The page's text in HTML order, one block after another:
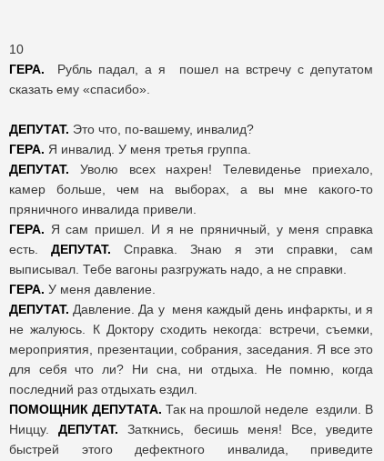
10
ГЕРА. Рубль падал, а я пошел на встречу с депутатом
сказать ему «спасибо».
ДЕПУТАТ. Это что, по-вашему, инвалид?
ГЕРА. Я инвалид. У меня третья группа.
ДЕПУТАТ. Уволю всех нахрен! Телевиденье приехало,
камер больше, чем на выборах, а вы мне какого-то
пряничного инвалида привели.
ГЕРА. Я сам пришел. И я не пряничный, у меня справка
есть. ДЕПУТАТ. Справка. Знаю я эти справки, сам
выписывал. Тебе вагоны разгружать надо, а не справки.
ГЕРА. У меня давление.
ДЕПУТАТ. Давление. Да у меня каждый день инфаркты, и я
не жалуюсь. К Доктору сходить некогда: встречи, съемки,
мероприятия, презентации, собрания, заседания. Я все это
для себя что ли? Ни сна, ни отдыха. Не помню, когда
последний раз отдыхать ездил.
ПОМОЩНИК ДЕПУТАТА. Так на прошлой неделе ездили. В
Ниццу.ДЕПУТАТ. Заткнись, бесишь меня! Все, уведите
быстрей этого дефектного инвалида, приведите